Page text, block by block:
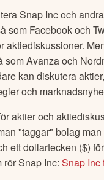
Snap Incoch
som Facebook och
aktiediskussioner.
som Avanza och
kan diskutera aktier,
och
aktier och
"taggar" bolag
ett dollartecken ($)
rörSnap Inc:Snap Inc